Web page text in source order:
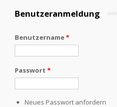
Benutzeranmeldung
Benutzername*
Passwort *
Neues Passwort anfordern